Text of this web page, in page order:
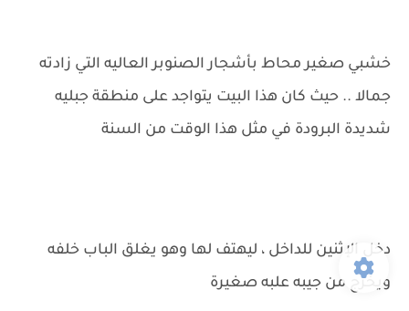
خشبي صغير محاط بأشجار الصنوبر العاليه التي زادته
جمالا .. حيث كان هذا البيت يتواجد على منطقة جبليه
شديدة البرودة في مثل هذا الوقت من السنة
دخل الإثنين للداخل ، ليهتف لها وهو يغلق الباب خلفه
ويخرج من جيبه علبه صغيرة